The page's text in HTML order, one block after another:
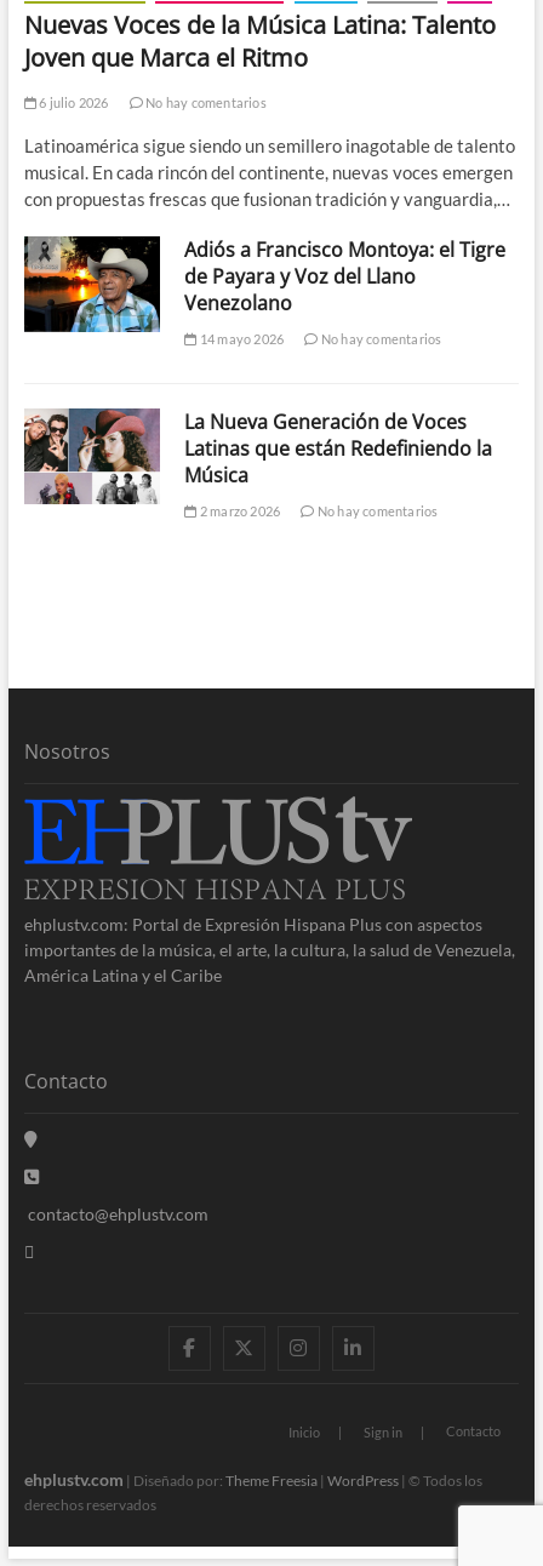
Nuevas Voces de la Música Latina: Talento
Joven que Marca el Ritmo
6 julio 2026 No hay comentarios
Latinoamérica sigue siendo un semillero inagotable de talento
musical. En cada rincón del continente, nuevas voces emergen
con propuestas frescas que fusionan tradición y vanguardia,…
Adiós a Francisco Montoya: el Tigre
de Payara y Voz del Llano
Venezolano
14 mayo 2026 No hay comentarios
La Nueva Generación de Voces
Latinas que están Redefiniendo la
Música
2 marzo 2026 No hay comentarios
Nosotros
ehplustv.com: Portal de Expresión Hispana Plus con aspectos
importantes de la música, el arte, la cultura, la salud de Venezuela,
América Latina y el Caribe
Contacto
contacto@ehplustv.com
facebooktwitterinstagram
linkedin
Inicio Sign in Contacto
ehplustv.com | Diseñado por: Theme Freesia| WordPress| © Todos los
derechos reservados